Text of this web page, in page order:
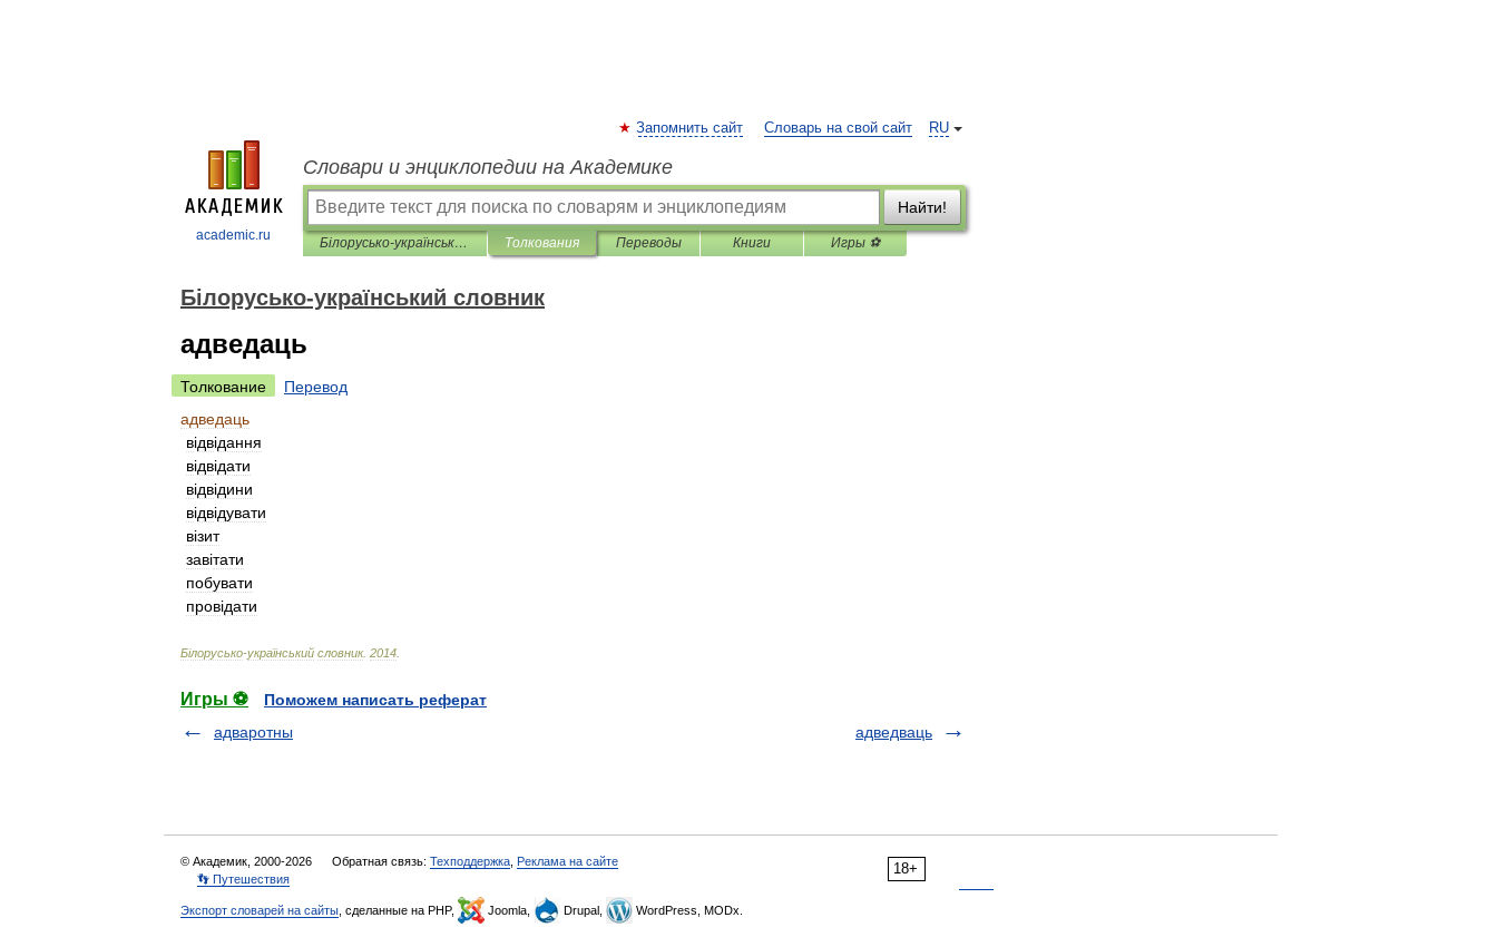
academic.ru
RU
Запомнить сайт Словарь на свой сайт
Словари и энциклопедии на Академике
Найти!
Білорусько-український словник Толкования Переводы Книги Игры ⚽
Білорусько-український словник
адведаць
Толкование
Перевод
адведаць
відвідання
відвідати
відвідини
відвідувати
візит
завітати
побувати
провідати
Білорусько-український словник. 2014
Игры ⚽
Поможем написать реферат
адваротны
адведваць
18+
© Академик, 2000-2026 Обратная связь: Техподдержка Реклама на сайте
👣 Путешествия
Экспорт словарей на сайты , сделанные на PHP, Joomla, Drupal, WordPress, MODx.